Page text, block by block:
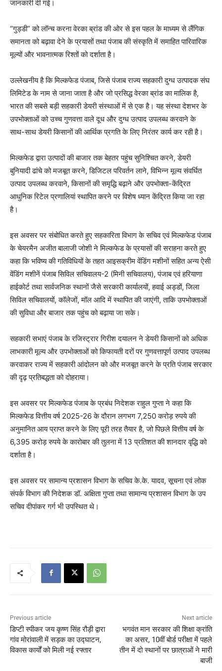
जानकारी दी गई।
“गुड्डी” को लॉन्च करना वेरका ब्रांड की ओर से इस पहल के माध्यम से लैंगिक
समानता को बढ़ावा देने के प्रयासों तथा पंजाब की संस्कृति में समाहित पारिवारिक
मूल्यों और भावनात्मक रिश्तों को दर्शाता है।
उल्लेखनीय है कि मिल्कफेड पंजाब, जिसे पंजाब राज्य सहकारी दुग्ध उत्पादक संघ
लिमिटेड के नाम से जाना जाता है और जो प्रसिद्ध वेरका ब्रांड का मालिक है,
भारत की सबसे बड़ी सहकारी डेयरी संस्थाओं में से एक है। यह संस्था देशभर के
उपभोक्ताओं को उच्च गुणवत्ता वाले दूध और दुग्ध उत्पाद उपलब्ध करवाने के
साथ-साथ डेयरी किसानों की आर्थिक प्रगति के लिए निरंतर कार्य कर रही है।
मिल्कफेड द्वारा उत्पादों की बाजार तक बेहतर पहुंच सुनिश्चित करने, डेयरी
बुनियादी ढांचे को मजबूत करने, डिजिटल परिवर्तन लाने, विभिन्न मूल्य संवर्धित
उत्पाद उपलब्ध करवाने, किसानों की समृद्धि बढ़ाने और उपभोक्ता-केंद्रित
आधुनिक रिटेल प्रणालियां स्थापित करने पर विशेष ध्यान केंद्रित किया जा रहा
है।
इस अवसर पर संबोधित करते हुए सहकारिता विभाग के सचिव एवं मिल्कफेड पंजाब
के चेयरमैन अजीत बालाजी जोशी ने मिल्कफेड के प्रयासों की सराहना करते हुए
कहा कि भविष्य की गतिविधियों के तहत आइसक्रीम वेंडिंग मशीनों सहित अन्य ऐसी
वेंडिंग मशीनें पंजाब सिविल सचिवालय-2 (मिनी सचिवालय), पंजाब एवं हरियाणा
हाईकोर्ट तथा सार्वजनिक स्थानों जैसे सरकारी कार्यालयों, हवाई अड्डों, जिला
सिविल सचिवालयों, कॉलेजों, मॉल आदि में स्थापित की जाएंगी, ताकि उपभोक्ताओं
की सुविधा और बाजार तक पहुंच को बढ़ाया जा सके।
सहकारी सभाएं पंजाब के रजिस्ट्रार गिरीश दयालन ने डेयरी किसानों को अधिक
लाभकारी मूल्य और उपभोक्ताओं को किफायती दरों पर गुणवत्तापूर्ण उत्पाद उपलब्ध
करवाकर राज्य में सहकारी आंदोलन को और मजबूत करने के प्रति पंजाब सरकार
की दृढ़ प्रतिबद्धता को दोहराया।
इस अवसर पर मिल्कफेड पंजाब के प्रबंध निदेशक राहुल गुप्ता ने कहा कि
मिल्कफेड वित्तीय वर्ष 2025-26 के दौरान लगभग 7,250 करोड़ रुपये की
अनुमानित आय प्राप्त करने के लिए पूरी तरह तैयार है, जो पिछले वित्तीय वर्ष के
6,395 करोड़ रुपये के कारोबार की तुलना में 13 प्रतिशत की शानदार वृद्धि को
दर्शाता है।
इस अवसर पर सामान्य प्रशासन विभाग के सचिव के.के. यादव, सूचना एवं लोक
संपर्क विभाग की निदेशक डॉ. अक्षिता गुप्ता तथा सामान्य प्रशासन विभाग के उप
सचिव दीपांकर गर्ग भी उपस्थित थे।
Previous article
डिप्टी स्पीकर जय कृष्ण सिंह रौड़ी द्वारा
गांव मोरांवाली में सड़क का उद्घाटन,
विकास कार्यों को मिली नई रफ्तार
Next article
भगवंत मान सरकार की शिक्षा क्रांति
का असर, 10वीं बोर्ड परीक्षा में पहले
तीन में दो स्थानों पर छात्राओं ने मारी
बाजी